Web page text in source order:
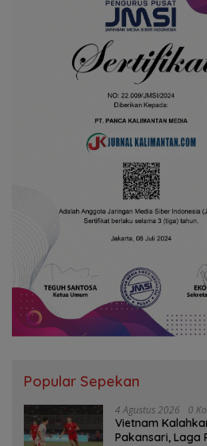
Popular Sepekan
4 Agustus 2026 0
Vietnam
Pakansari, Laga